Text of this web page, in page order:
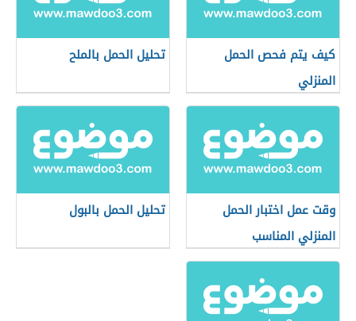
كيف يتم فحص الحمل
المنزلي
تحليل الحمل بالملح
وقت عمل اختبار الحمل
المنزلي المناسب
تحليل الحمل بالبول